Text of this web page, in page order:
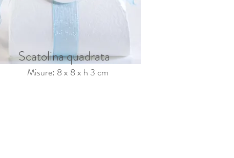
Scatolina quadrata
Misure: 8 x 8 x h 3 cm